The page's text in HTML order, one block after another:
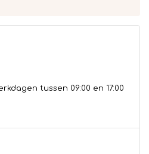
tussen 09:00 en 17:00